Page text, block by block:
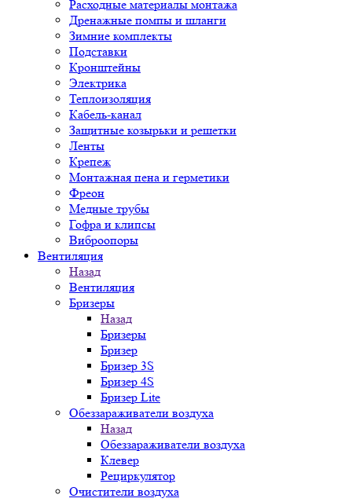
Расходные материалы монтажа
Дренажные помпы и шланги
Зимние комплекты
Подставки
Кронштейны
Электрика
Теплоизоляция
Кабель-канал
Защитные козырьки и решетки
Ленты
Крепеж
Монтажная пена и герметики
Фреон
Медные трубы
Гофра и клипсы
Виброопоры
Вентиляция
Назад
Вентиляция
Бризеры
Назад
Бризеры
Бризер
Бризер 3S
Бризер 4S
Бризер Lite
Обеззараживатели воздуха
Назад
Обеззараживатели воздуха
Клевер
Рециркулятор
Очистители воздуха